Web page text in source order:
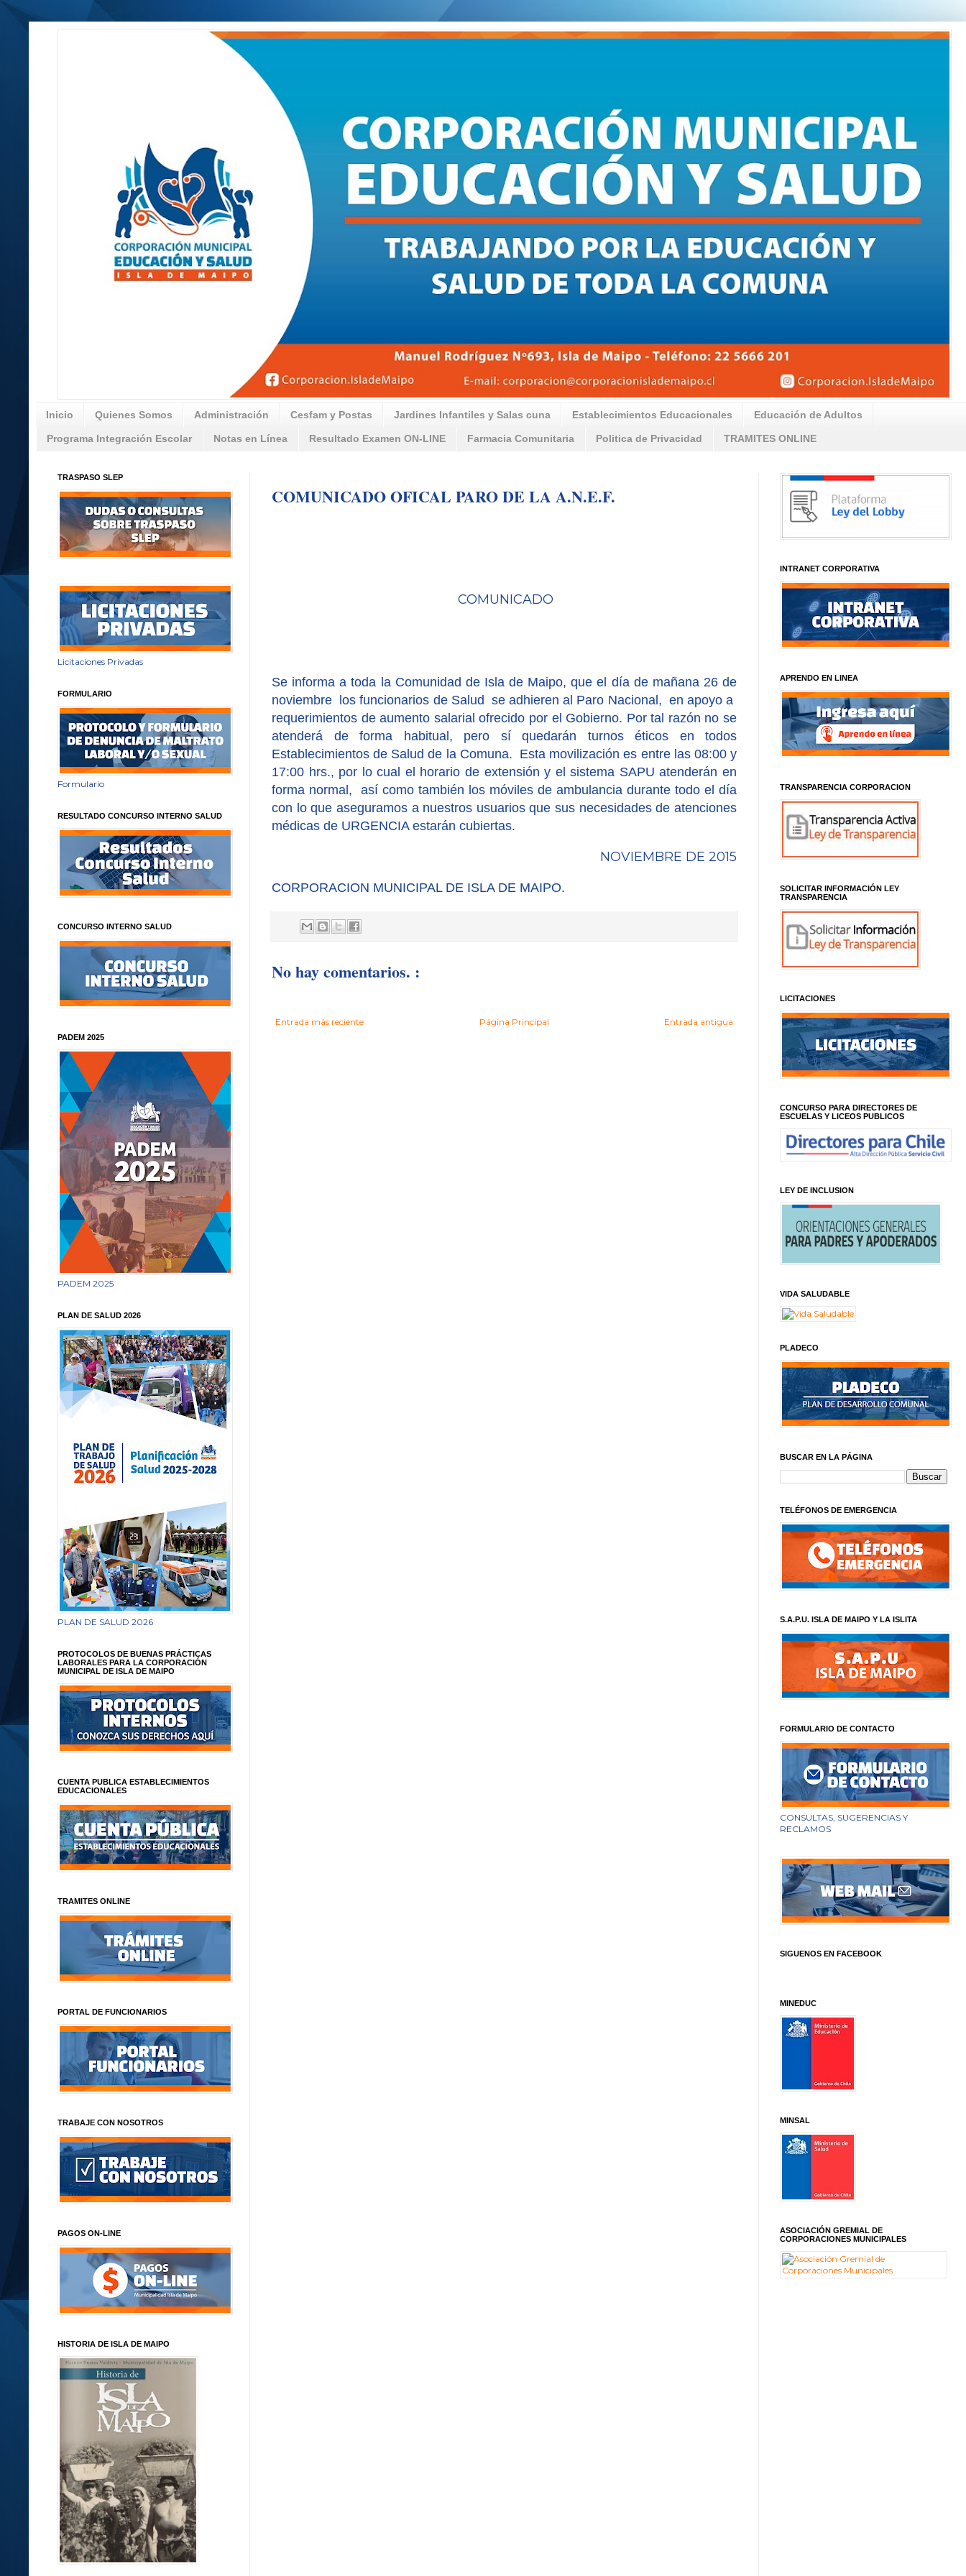
Inicio Quienes Somos Administración Cesfam y Postas Jardines Infantiles y Salas cuna Establecimientos Educacionales Educación de Adultos
Programa Integración Escolar Notas en Línea Resultado Examen ON-LINE Farmacia Comunitaria Politica de Privacidad TRAMITES ONLINE
COMUNICADO OFICAL PARO DE LA A.N.E.F.
COMUNICADO
Se informa a toda la Comunidad de Isla de Maipo, que el día de mañana 26 de
noviembre
los funcionarios de Salud se adhieren al Paro Nacional, en apoyo a
requerimientos de aumento salarial ofrecido por el Gobierno. Por tal razón no se
atenderá de forma habitual, pero sí quedarán turnos éticos en todos
Establecimientos de Salud de la Comuna. Esta movilización es entre las 08:00 y
17:00 hrs., por lo cual el horario de extensión y el sistema SAPU atenderán en
forma normal,
así como también los móviles de ambulancia durante todo el día
con lo que aseguramos a nuestros usuarios que sus necesidades de atenciones
médicas de URGENCIA estarán cubiertas.
NOVIEMBRE DE 2015
CORPORACION MUNICIPAL DE ISLA DE MAIPO.
No hay comentarios. :
Entrada más reciente Entrada antigua
Página Principal
TRASPASO SLEP
Licitaciones Privadas
FORMULARIO
Formulario
RESULTADO CONCURSO INTERNO SALUD
CONCURSO INTERNO SALUD
PADEM 2025
PADEM 2025
PLAN DE SALUD 2026
PLAN DE SALUD 2026
PROTOCOLOS DE BUENAS PRÁCTICAS
LABORALES PARA LA CORPORACIÓN
MUNICIPAL DE ISLA DE MAIPO
CUENTA PUBLICA ESTABLECIMIENTOS
EDUCACIONALES
TRAMITES ONLINE
PORTAL DE FUNCIONARIOS
TRABAJE CON NOSOTROS
PAGOS ON-LINE
HISTORIA DE ISLA DE MAIPO
INTRANET CORPORATIVA
APRENDO EN LINEA
TRANSPARENCIA CORPORACION
SOLICITAR INFORMACIÓN LEY
TRANSPARENCIA
LICITACIONES
CONCURSO PARA DIRECTORES DE
ESCUELAS Y LICEOS PUBLICOS
LEY DE INCLUSION
VIDA SALUDABLE
PLADECO
BUSCAR EN LA PÁGINA
TELÉFONOS DE EMERGENCIA
S.A.P.U. ISLA DE MAIPO Y LA ISLITA
FORMULARIO DE CONTACTO
CONSULTAS, SUGERENCIAS Y
RECLAMOS
SIGUENOS EN FACEBOOK
MINEDUC
MINSAL
ASOCIACIÓN GREMIAL DE
CORPORACIONES MUNICIPALES